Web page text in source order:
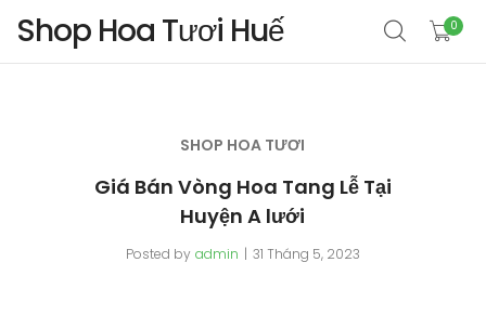
Shop Hoa Tươi Huế 0
SHOP HOA TƯƠI
Giá Bán Vòng Hoa Tang Lễ Tại
Huyện A lưới
Posted by admin 31 Tháng 5, 2023